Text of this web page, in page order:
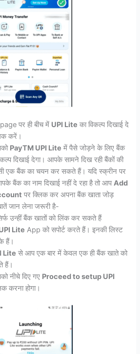
पर ही बीच में UPI Lite का विकल्प दिखाई दे
करें।
PayTM UPI Lite में पैसे जोड़ने के लिए बैंक
दिखाई देगा। आपके सामने दिख रही बैंकों की
एक बैंक का चयन कर सकते हैं। यदि स्क्रीन पर
बैंक का नाम दिखाई नहीं दे रहा है तो आपAdd
पर क्लिक कर अपना बैंक खाता जोड़
जान लेना जरूरी है-
उन्हीं बैंक खातों को लिंक कर सकते हैं
Lite App को सपोर्ट करते हैं। इनकी लिस्ट
हैं।
Lite से आप एक बार में केवल एक ही बैंक खाते को
हैं।
नीचे दिए गए Proceed to setup UPI
करना होगा।